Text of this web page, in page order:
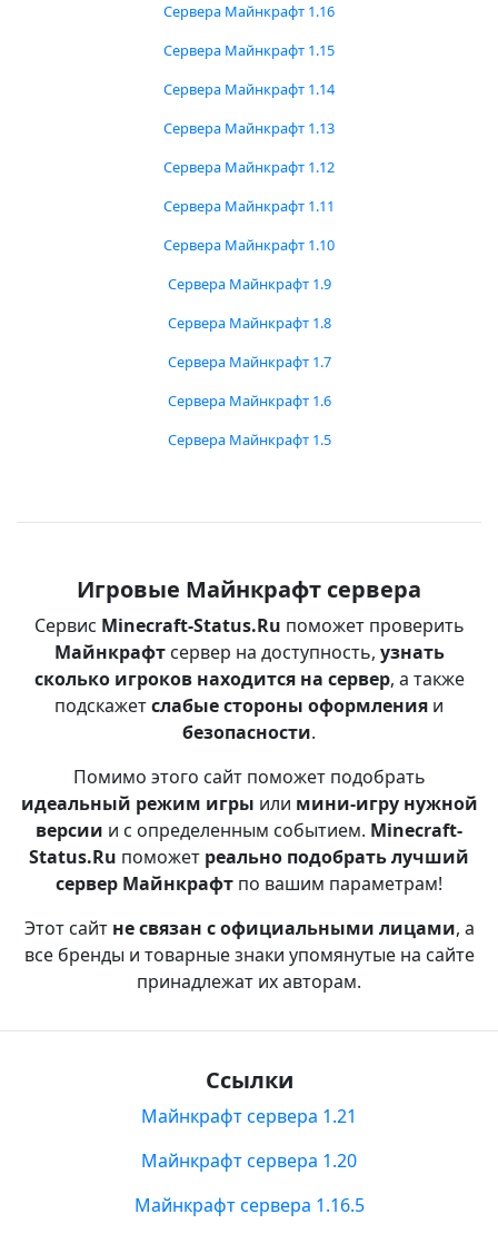
Сервера Майнкрафт 1.16
Сервера Майнкрафт 1.15
Сервера Майнкрафт 1.14
Сервера Майнкрафт 1.13
Сервера Майнкрафт 1.12
Сервера Майнкрафт 1.11
Сервера Майнкрафт 1.10
Сервера Майнкрафт 1.9
Сервера Майнкрафт 1.8
Сервера Майнкрафт 1.7
Сервера Майнкрафт 1.6
Сервера Майнкрафт 1.5
Игровые Майнкрафт сервера
Сервис Minecraft-Status.Ru поможет проверить
Майнкрафтсервер на доступность, узнать
сколько игроков находится на сервер, а также
подскажетслабые стороны оформления и
безопасности.
Помимо этого сайт поможет подобрать
идеальный режим игры или мини-игру нужной
версии и с определенным событием. Minecraft-
Status.Ru поможет реально подобрать лучший
сервер Майнкрафт по вашим параметрам!
Этот сайт не связан с официальными лицами, а
все бренды и товарные знаки упомянутые на сайте
принадлежат их авторам.
Ссылки
Майнкрафт сервера 1.21
Майнкрафт сервера 1.20
Майнкрафт сервера 1.16.5